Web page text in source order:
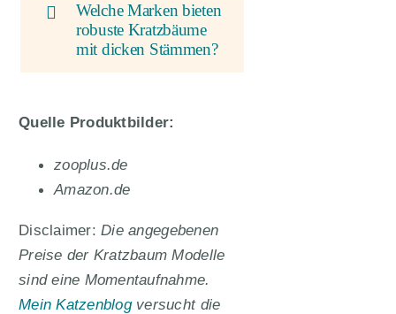
Welche Marken bieten
robuste Kratzbäume
mit dicken Stämmen?
Quelle Produktbilder:
zooplus.de
Amazon.de
Disclaimer: Die angegebenen
Preise der Kratzbaum Modelle
sind eine Momentaufnahme.
Mein Katzenblogversucht die